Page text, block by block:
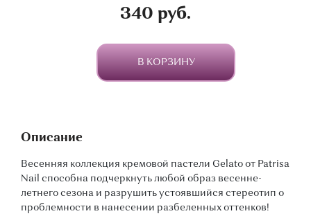
340 руб.
В КОРЗИНУ
Описание
Весенняя коллекция кремовой пастели Gelato от Patrisa
Nail способна подчеркнуть любой образ весенне-
летнего сезона и разрушить устоявшийся стереотип о
проблемности в нанесении разбеленных оттенков!